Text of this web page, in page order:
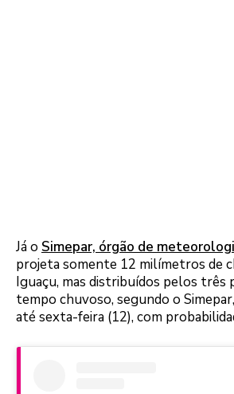
Já o Simepar, órgão de
projeta somente 12 milímetros de
Iguaçu, mas distribuídos pelos três
tempo chuvoso, segundo o
até sexta-feira (12), com